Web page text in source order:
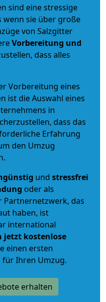
sind eine stressige
wenn sie über große
von Salzgitter
Vorbereitung und
dass alles
Vorbereitung eines
ist die Auswahl eines
in
dass das
Erfahrung
den Umzug
und stressfrei
oder als
Partnernetzwerk, das
haben, ist
international
jetzt kostenlose
einen ersten
für Ihren Umzug.
erhalten